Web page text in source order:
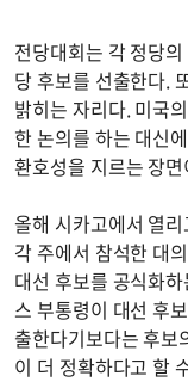
전당대회는 각 정당
당 후보를 선출한다.
밝히는 자리다. 미국
한 논의를 하는 대신
환호성을 지르는 장
올해 시카고에서 열
각 주에서 참석한 대
대선 후보를 공식화
스 부통령이 대선 후
출한다기보다는 후보
이 더 정확하다고 할